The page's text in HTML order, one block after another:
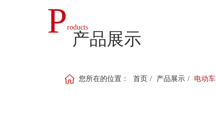
Products
产品展示
您所在的位置： 首页 / 产品展示 / 电动车